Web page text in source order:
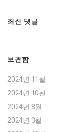
최신 댓글
보관함
2024년 11월
2024년 10월
2024년 8월
2024년 3월